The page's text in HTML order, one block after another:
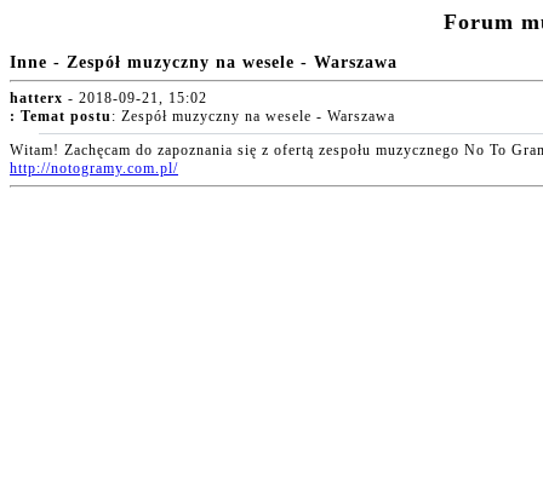
Forum
Inne - Zespół muzyczny na wesele - Warszawa
hatterx - 2018-09-21, 15:02
: Temat postu: Zespół muzyczny na wesele - Warszawa
Witam! Zachęcam do zapoznania się z ofertą zespołu muzycznego No To
http://notogramy.com.pl/